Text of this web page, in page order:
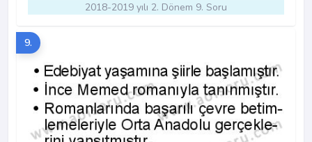
2018-2019 yılı 2. Dönem 9. Soru
9.